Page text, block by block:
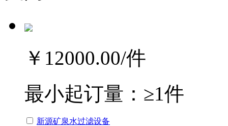
￥12000.00/件
最小起订量： ≥1件
新源矿泉水过滤设备